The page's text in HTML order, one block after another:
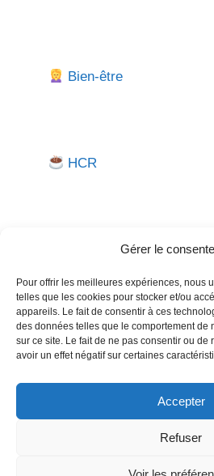
Gérer le
Pour offrir les meilleures expériences, nous
telles que les cookies pour stocker et/ou
appareils. Le fait de consentir à ces
des données telles que le comportement de
sur ce site. Le fait de ne pas consentir ou de
avoir un effet négatif sur certaines
Accepter
Refuser
Bien-être
HCR
Besoin d'aide pour créer ou gérer
Un expert vous répond.
Nous contacter →